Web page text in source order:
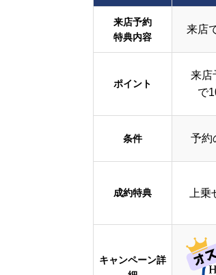
来店予約
特典内容
来店
ポイント
来店
で
条件 予約
成約特典 上
キャンペーン詳